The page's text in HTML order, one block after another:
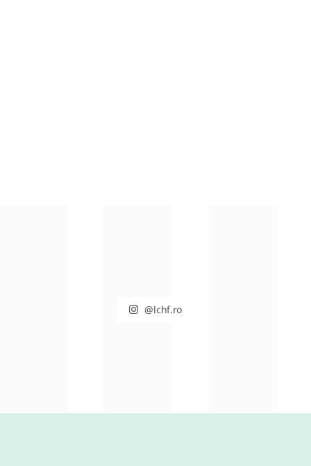
@lchf.ro